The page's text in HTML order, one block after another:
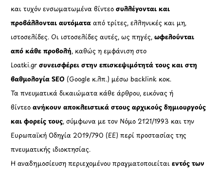
και τυχόν ενσωματωμένα βίντεοσυλλέγονται και
προβάλλονται αυτόματααπό τρίτες, ελληνικές και μη,
ιστοσελίδες. Οι ιστοσελίδες αυτές, ως πηγές,ωφελούνται
από κάθε προβολή, καθώς η εμφάνιση στο
Loatki.gr συνεισφέρει στην επισκεψιμότητά τους και στη
βαθμολογία SEO (Google κ.λπ.) μέσω backlink κοκ.
Τα πνευματικά δικαιώματα κάθε άρθρου, εικόνας ή
βίντεοανήκουν αποκλειστικά στους αρχικούς δημιουργούς
και φορείς τους, σύμφωνα με τον Νόμο 2121/1993 και την
Ευρωπαϊκή Οδηγία 2019/790 (ΕΕ) περί προστασίας της
πνευματικής ιδιοκτησίας.
Η αναδημοσίευση περιεχομένου πραγματοποιείταιεντός των